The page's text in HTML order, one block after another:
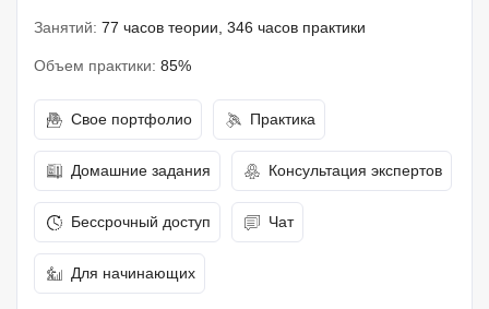
Занятий: 77 часов теории, 346 часов практики
Объем практики: 85%
Свое портфолио Практика
Домашние задания Консультация экспертов
Бессрочный доступ Чат
Для начинающих